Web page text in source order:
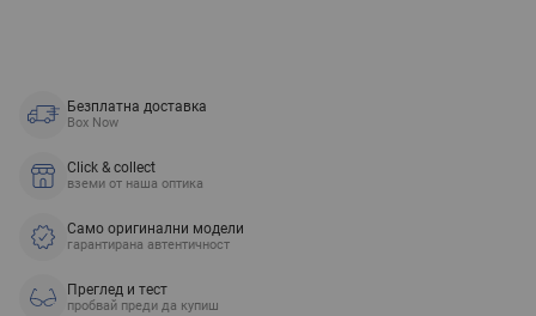
Безплатна доставка
Box Now
Click & collect
вземи от наша оптика
Само оригинални модели
гарантирана автентичност
Преглед и тест
пробвай преди да купиш